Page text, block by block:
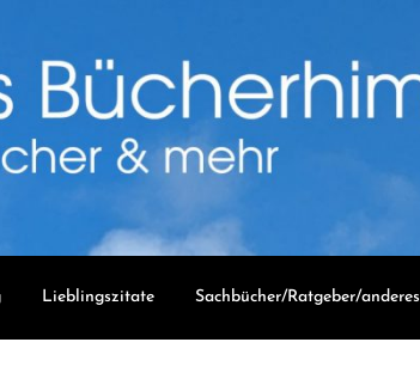
Lieblingszitate Sachbücher/Ratgeber/anderes